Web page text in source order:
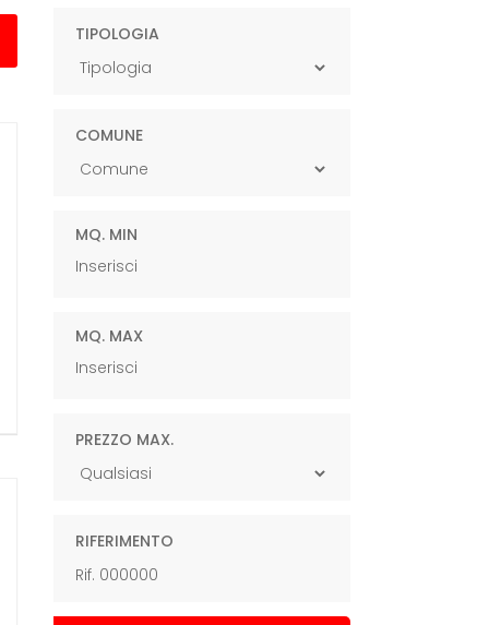
TIPOLOGIA
COMUNE
MQ. MIN
MQ. MAX
PREZZO MAX.
RIFERIMENTO